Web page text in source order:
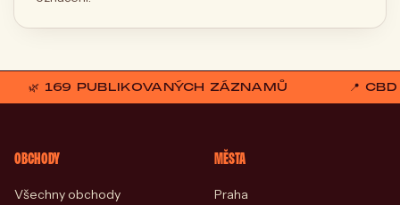
🌿 169 PUBLIKOVANÝCH ZÁZNAMŮ 📍
OBCHODY
Všechny obchody
MĚSTA
Praha